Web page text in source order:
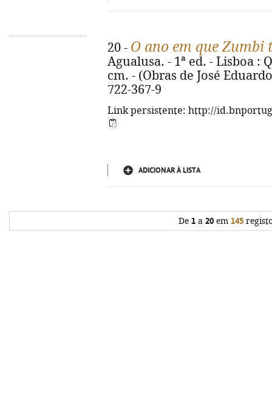
20 - O ano em que Zumbi
Agualusa. - 1ª ed. - Lisboa :
cm. - (Obras de José
722-367-9
Link persistente: http://
ADICIONAR À LISTA
De 1 a 20 em 145